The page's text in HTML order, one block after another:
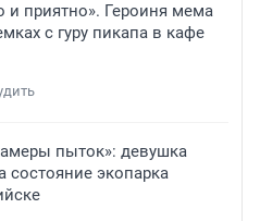
и приятно». Героиня мема
с гуру пикапа в кафе
пыток»: девушка
состояние экопарка